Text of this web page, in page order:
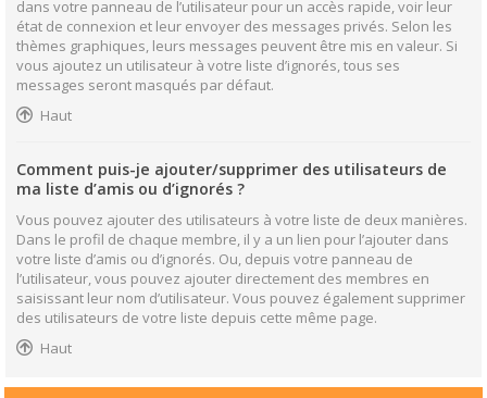
dans votre panneau de l’utilisateur pour un accès rapide, voir leur
état de connexion et leur envoyer des messages privés. Selon les
thèmes graphiques, leurs messages peuvent être mis en valeur. Si
vous ajoutez un utilisateur à votre liste d’ignorés, tous ses
messages seront masqués par défaut.
Haut
Comment puis-je ajouter/supprimer des utilisateurs de
ma liste d’amis ou d’ignorés ?
Vous pouvez ajouter des utilisateurs à votre liste de deux manières.
Dans le profil de chaque membre, il y a un lien pour l’ajouter dans
votre liste d’amis ou d’ignorés. Ou, depuis votre panneau de
l’utilisateur, vous pouvez ajouter directement des membres en
saisissant leur nom d’utilisateur. Vous pouvez également supprimer
des utilisateurs de votre liste depuis cette même page.
Haut